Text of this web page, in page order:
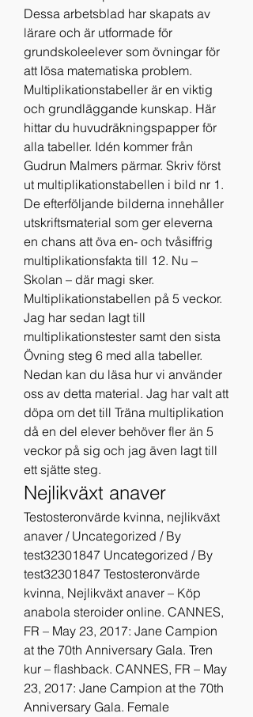
Dessa arbetsblad har skapats av
lärare och är utformade för
grundskoleelever som övningar för
att lösa matematiska problem.
Multiplikationstabeller är en viktig
och grundläggande kunskap. Här
hittar du huvudräkningspapper för
alla tabeller. Idén kommer från
Gudrun Malmers pärmar. Skriv först
ut multiplikationstabellen i bild nr 1.
De efterföljande bilderna innehåller
utskriftsmaterial som ger eleverna
en chans att öva en- och tvåsiffrig
multiplikationsfakta till 12. Nu –
Skolan – där magi sker.
Multiplikationstabellen på 5 veckor.
Jag har sedan lagt till
multiplikationstester samt den sista
Övning steg 6 med alla tabeller.
Nedan kan du läsa hur vi använder
oss av detta material. Jag har valt att
döpa om det till Träna multiplikation
då en del elever behöver fler än 5
veckor på sig och jag även lagt till
ett sjätte steg.
Nejlikväxt anaver
Testosteronvärde kvinna, nejlikväxt
anaver / Uncategorized / By
test32301847 Uncategorized / By
test32301847 Testosteronvärde
kvinna, Nejlikväxt anaver – Köp
anabola steroider online. CANNES,
FR – May 23, 2017: Jane Campion
at the 70th Anniversary Gala. Tren
kur – flashback. CANNES, FR – May
23, 2017: Jane Campion at the 70th
Anniversary Gala. Female